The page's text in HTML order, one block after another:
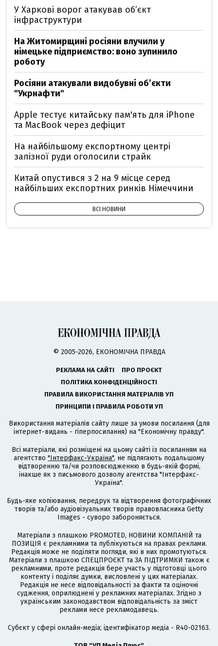
У Харкові ворог атакував обʼєкт
інфраструктури
На Житомирщині росіяни влучили у
німецьке підприємство: воно зупинило
роботу
Росіяни атакували видобувні обʼєкти
"Укрнафти"
Apple тестує китайську пам'ять для iPhone
та MacBook через дефіцит
На найбільшому експортному центрі
залізної руди оголосили страйк
Китай опустився з 2 на 9 місце серед
найбільших експортних ринків Німеччини
ВСІ НОВИНИ
© 2005-2026, ЕКОНОМІЧНА ПРАВДА
РЕКЛАМА НА САЙТІ
ПРО ПРОЄКТ
ПОЛІТИКА КОНФІДЕНЦІЙНОСТІ
ПРАВИЛА ВИКОРИСТАННЯ МАТЕРІАЛІВ УП
ПРИНЦИПИ І ПРАВИЛА РОБОТИ УП
Використання матеріалів сайту лише за умови посилання (для
інтернет-видань - гіперпосилання) на "Економічну правду".
Всі матеріали, які розміщені на цьому сайті із посиланням на
агентство "Інтерфакс-Україна", не підлягають подальшому
відтворенню та/чи розповсюдженню в будь-якій формі,
інакше як з письмового дозволу агентства "Інтерфакс-
Україна".
Будь-яке копіювання, передрук та відтворення фотографічних
творів та/або аудіовізуальних творів правовласника Getty
Images - суворо забороняється.
Матеріали з плашкою PROMOTED, НОВИНИ КОМПАНІЙ та
ПОЗИЦІЯ є рекламними та публікуються на правах реклами.
Редакція може не поділяти погляди, які в них промотуються.
Матеріали з плашкою СПЕЦПРОЄКТ та ЗА ПІДТРИМКИ також є
рекламними, проте редакція бере участь у підготовці цього
контенту і поділяє думки, висловлені у цих матеріалах.
Редакція не несе відповідальності за факти та оціночні
судження, оприлюднені у рекламних матеріалах. Згідно з
українським законодавством відповідальність за зміст
реклами несе рекламодавець.
Cубєкт у сфері онлайн-медіа; ідентифікатор медіа - R40-02163.